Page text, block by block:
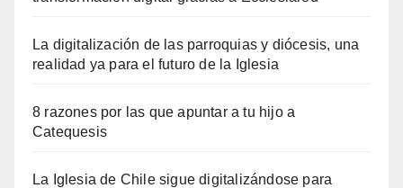
La digitalización de las parroquias y diócesis, una
realidad ya para el futuro de la Iglesia
8 razones por las que apuntar a tu hijo a
Catequesis
La Iglesia de Chile sigue digitalizándose para